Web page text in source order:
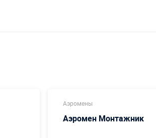
Аэромены
Аэромен Монтажник